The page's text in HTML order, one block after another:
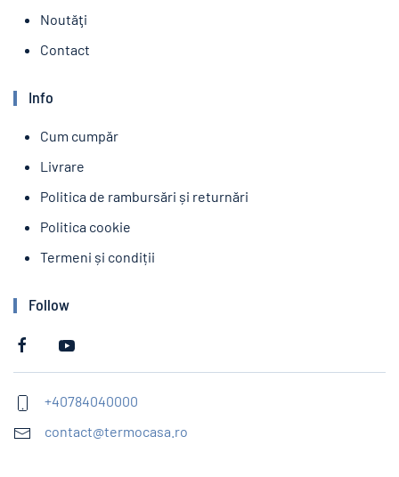
Noutăţi
Contact
Info
Cum cumpăr
Livrare
Politica de rambursări și returnări
Politica cookie
Termeni și condiții
Follow
+40784040000
contact@termocasa.ro